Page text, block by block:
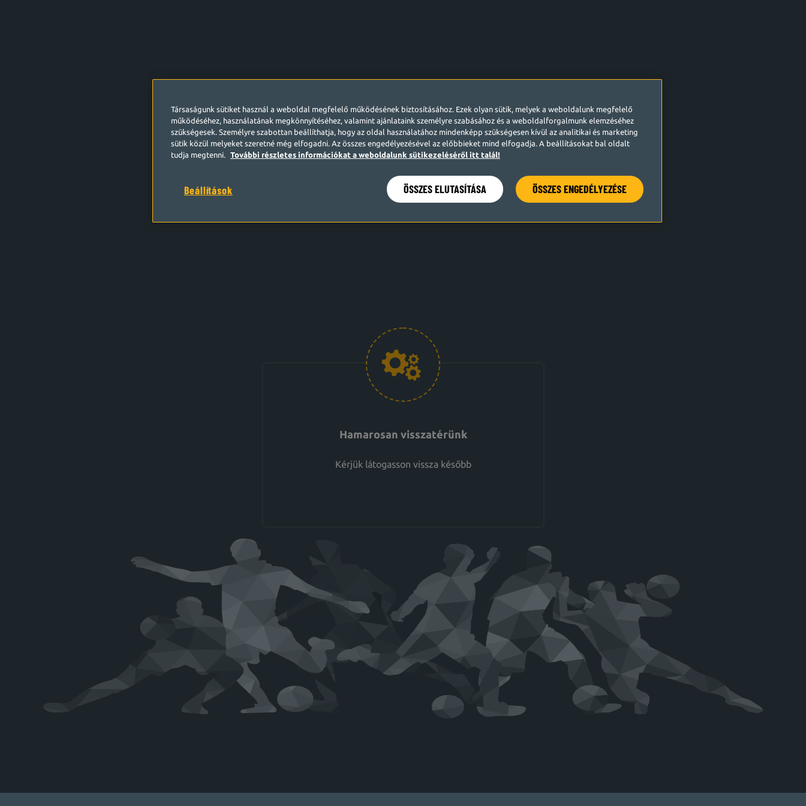
Hamarosan visszatérünk
Kérjük látogasson vissza később
Társaságunk sütiket használ a weboldal megfelelő működésének biztosításához. Ezek olyan sütik, melyek a weboldalunk megfelelő
működéséhez, használatának megkönnyítéséhez, valamint ajánlataink személyre szabásához és a weboldalforgalmunk elemzéséhez
szükségesek. Személyre szabottan beállíthatja, hogy az oldal használatához mindenképp szükségesen kívül az analitikai és marketing
sütik közül melyeket szeretné még elfogadni. Az összes engedélyezésével az előbbieket mind elfogadja. A beállításokat bal oldalt
tudja megtenni.
További részletes információkat a weboldalunk sütikezeléséről itt talál!
Beállítások ÖSSZES ELUTASÍTÁSA ÖSSZES ENGEDÉLYEZÉSE